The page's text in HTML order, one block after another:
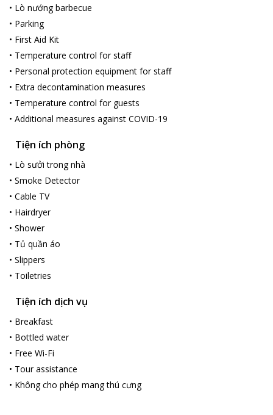
• Lò nướng barbecue
• Parking
• First Aid Kit
• Temperature control for staff
• Personal protection equipment for staff
• Extra decontamination measures
• Temperature control for guests
• Additional measures against COVID-19
Tiện ích phòng
• Lò sưởi trong nhà
• Smoke Detector
• Cable TV
• Hairdryer
• Shower
• Tủ quần áo
• Slippers
• Toiletries
Tiện ích dịch vụ
• Breakfast
• Bottled water
• Free Wi-Fi
• Tour assistance
• Không cho phép mang thú cưng